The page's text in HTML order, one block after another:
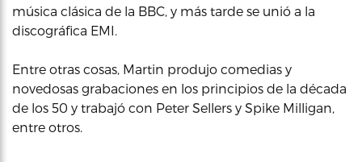
música clásica de la BBC, y más tarde se unió a la
discográfica EMI.
Entre otras cosas, Martin produjo comedias y
novedosas grabaciones en los principios de la década
de los 50 y trabajó con Peter Sellers y Spike Milligan,
entre otros.